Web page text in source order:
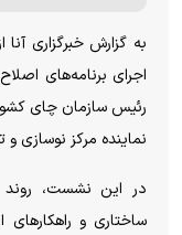
به گزارش خبرگزاری
اجرای برنامه‌های
رئیس سازمان چای
نماینده مرکز نوسازی
در این نشست، روند
ساختاری و